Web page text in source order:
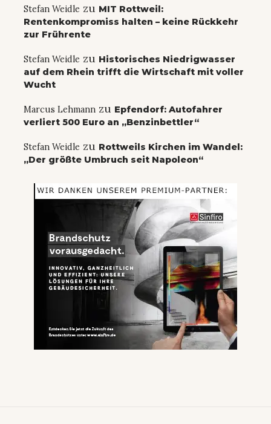
Stefan Weidle zu MIT Rottweil:
Rentenkompromiss halten – keine Rückkehr
zur Frührente
Stefan Weidle zu Historisches Niedrigwasser
auf dem Rhein trifft die Wirtschaft mit voller
Wucht
Marcus Lehmann zu Epfendorf: Autofahrer
verliert 500 Euro an „Benzinbettler“
Stefan Weidle zu Rottweils Kirchen im Wandel:
„Der größte Umbruch seit Napoleon“